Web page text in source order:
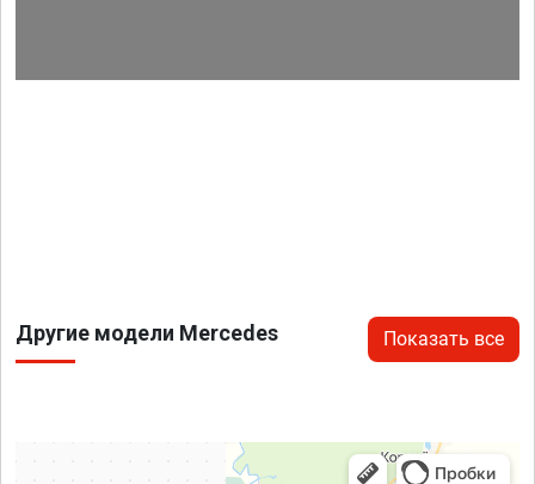
Другие модели Mercedes Показать все